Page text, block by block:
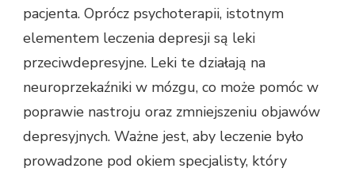
pacjenta. Oprócz psychoterapii, istotnym
elementem leczenia depresji są leki
przeciwdepresyjne. Leki te działają na
neuroprzekaźniki w mózgu, co może pomóc w
poprawie nastroju oraz zmniejszeniu objawów
depresyjnych. Ważne jest, aby leczenie było
prowadzone pod okiem specjalisty, który